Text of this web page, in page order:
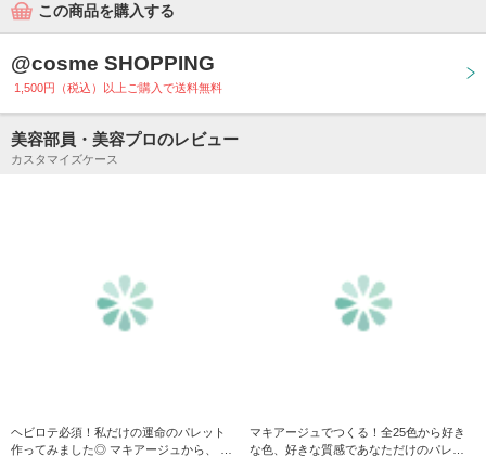
この商品を購入する
@cosme SHOPPING
1,500円（税込）以上ご購入で送料無料
美容部員・美容プロのレビュー
カスタマイズケース
ヘビロテ必須！私だけの運命のパレット
作ってみました◎ マキアージュから、 好
マキアージュでつくる！全25色から好き
な色、好きな質感であなただけのパレッ